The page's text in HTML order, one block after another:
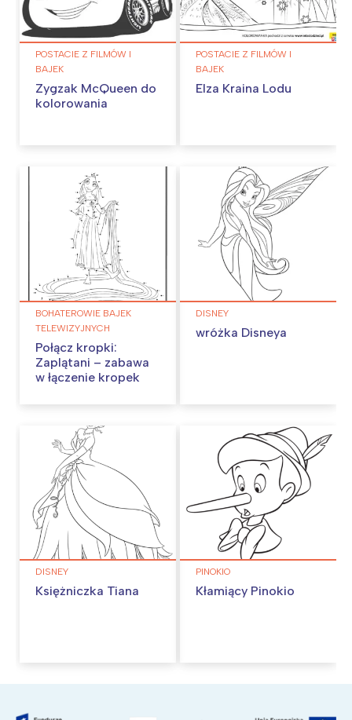
POSTACIE Z FILMÓW I
BAJEK
Zygzak McQueen do
kolorowania
POSTACIE Z FILMÓW I
BAJEK
Elza Kraina Lodu
BOHATEROWIE BAJEK
TELEWIZYJNYCH
Połącz kropki:
Zaplątani – zabawa
w łączenie kropek
DISNEY
wróżka Disneya
DISNEY
Księżniczka Tiana
PINOKIO
Kłamiący Pinokio